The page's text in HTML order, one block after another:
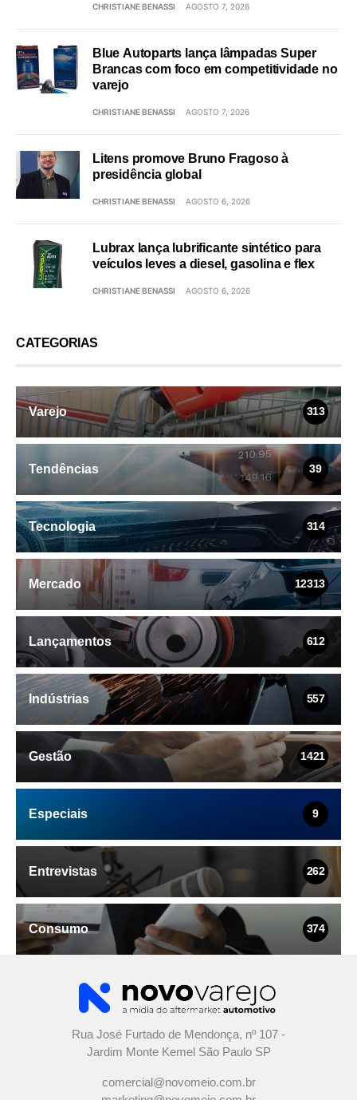
CHRISTIANE BENASSI AGOSTO 7, 2026
Blue Autoparts lança lâmpadas Super
Brancas com foco em competitividade no
varejo
CHRISTIANE BENASSI AGOSTO 7, 2026
Litens promove Bruno Fragoso à
presidência global
CHRISTIANE BENASSI AGOSTO 6, 2026
Lubrax lança lubrificante sintético para
veículos leves a diesel, gasolina e flex
CHRISTIANE BENASSI AGOSTO 6, 2026
CATEGORIAS
Varejo 313
Tendências 39
Tecnologia 314
Mercado 12313
Lançamentos 612
Indústrias 557
Gestão 1421
Especiais 9
Entrevistas 262
Consumo 374
Rua José Furtado de Mendonça, nº 107 -
Jardim Monte Kemel São Paulo SP
comercial@novomeio.com.br